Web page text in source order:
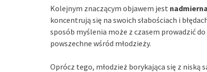
Kolejnym znaczącym objawem jest
koncentrują się na swoich słabościach i
sposób myślenia może z czasem prowadzić
powszechne wśród młodzieży.
Oprócz tego, młodzież borykająca się z niską